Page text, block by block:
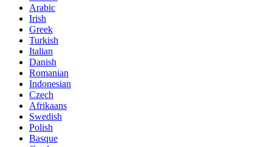
Arabic
Irish
Greek
Turkish
Italian
Danish
Romanian
Indonesian
Czech
Afrikaans
Swedish
Polish
Basque